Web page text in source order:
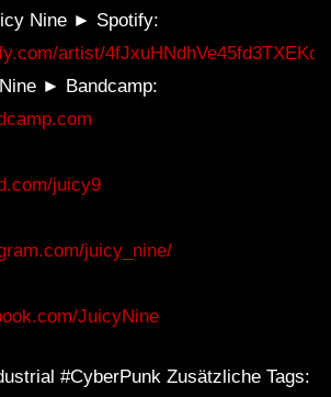
Nine ► Spotify:
artist/4fJxuHNdhVe45fd3TXEKdH
► Bandcamp:
juicy9
juicy_nine/
JuicyNine
#CyberPunk Zusätzliche Tags: